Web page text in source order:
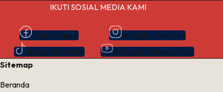
IKUTI SOSIAL MEDIA KAMI
Sagita Papua
@Sagita_Furniture
@Sagitafurniture
@Sagitafurnitureofficial
Sitemap
Beranda